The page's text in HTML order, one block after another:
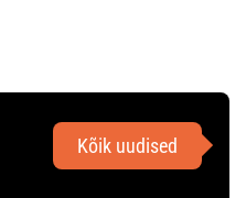
Kõik uudised